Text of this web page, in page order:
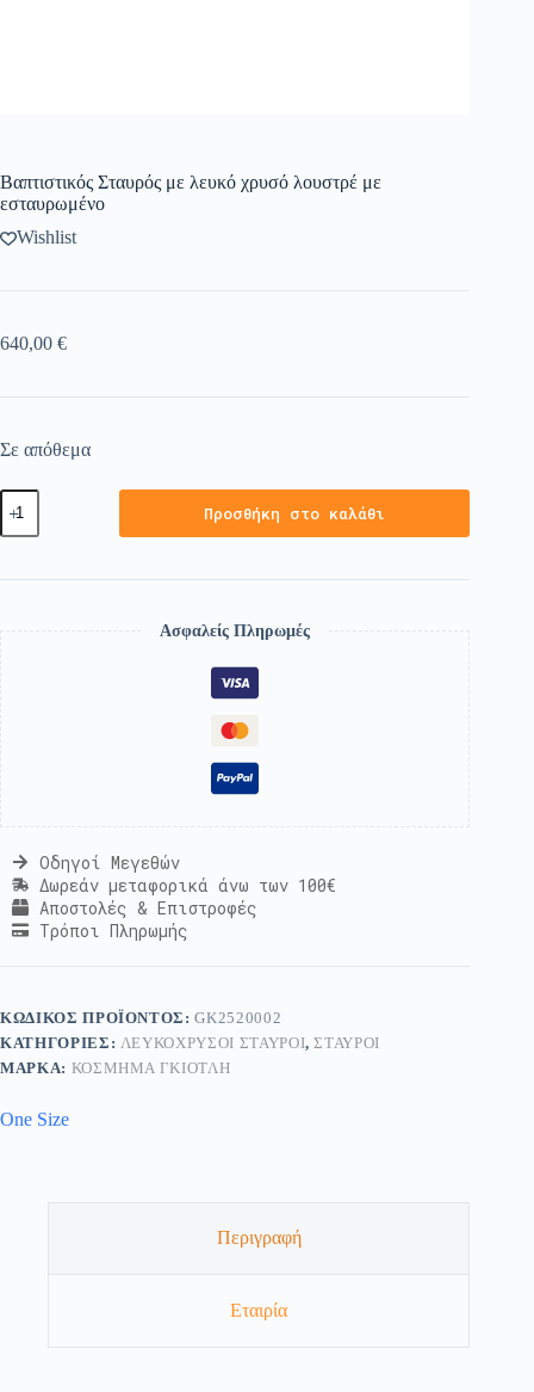
Βαπτιστικός Σταυρός με λευκό χρυσό λουστρέ με
εσταυρωμένο
Wishlist
640,00 €
Σε απόθεμα
Προσθήκη στο καλάθι
Ασφαλείς Πληρωμές
Οδηγοί Μεγεθών
Δωρεάν μεταφορικά άνω των 100€
Αποστολές & Επιστροφές
Τρόποι Πληρωμής
ΚΩΔΙΚΌΣ ΠΡΟΪΌΝΤΟΣ:GK2520002
ΚΑΤΗΓΟΡΊΕΣ: ΛΕΥΚΌΧΡΥΣΟΙ ΣΤΑΥΡΟΊ,ΣΤΑΥΡΟΊ
ΜΆΡΚΑ: ΚΟΣΜΗΜΑ ΓΚΙΟΤΛΗ
One Size
Περιγραφή
Εταιρία